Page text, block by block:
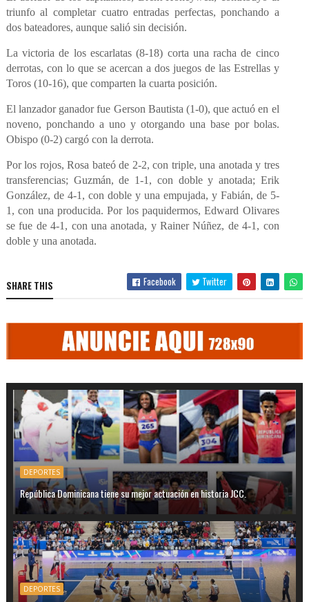
triunfo al completar cuatro entradas perfectas, ponchando a
dos bateadores, aunque salió sin decisión.
La victoria de los escarlatas (8-18) corta una racha de cinco
derrotas, con lo que se acercan a dos juegos de las Estrellas y
Toros (10-16), que comparten la cuarta posición.
El lanzador ganador fue Gerson Bautista (1-0), que actuó en el
noveno, ponchando a uno y otorgando una base por bolas.
Obispo (0-2) cargó con la derrota.
Por los rojos, Rosa bateó de 2-2, con triple, una anotada y tres
transferencias; Guzmán, de 1-1, con doble y anotada; Erik
González, de 4-1, con doble y una empujada, y Fabián, de 5-
1, con una producida. Por los paquidermos, Edward Olivares
se fue de 4-1, con una anotada, y Rainer Núñez, de 4-1, con
doble y una anotada.
SHARE THIS Facebook Twitter
DEPORTES
República Dominicana tiene su mejor actuación en historia JCC.
DEPORTES